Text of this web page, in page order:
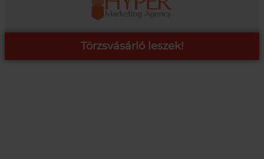
Törzsvásárló leszek!